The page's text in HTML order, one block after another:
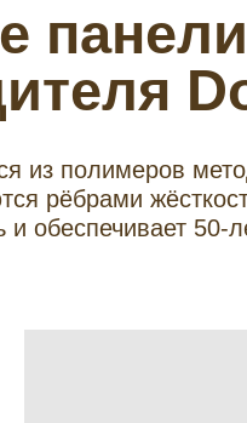
из полимеров
рёбрами
обеспечивает 50-